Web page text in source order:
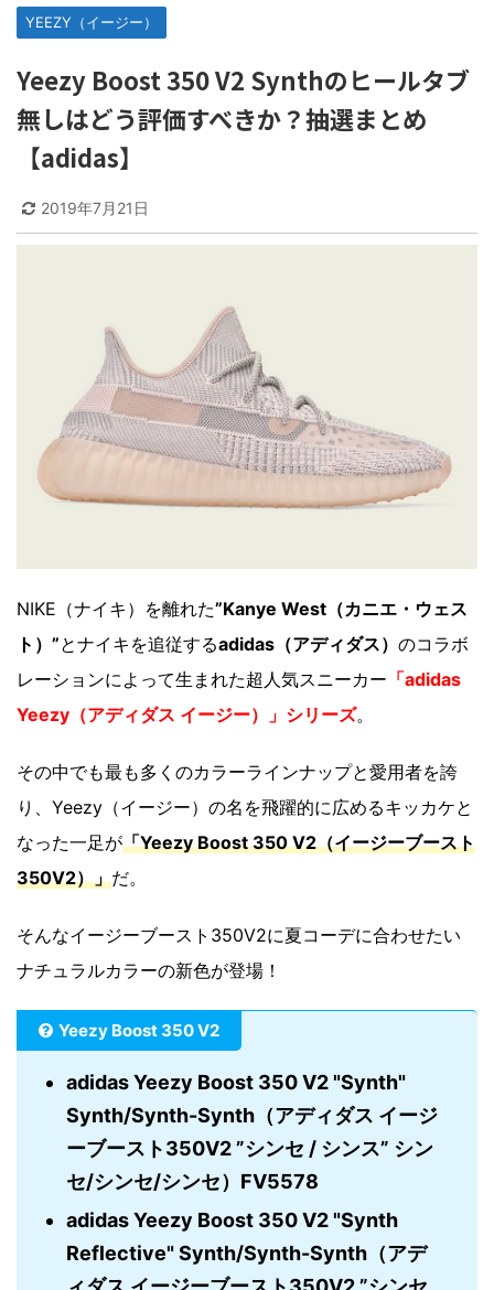
YEEZY（イージー）
Yeezy Boost 350 V2 Synthのヒールタブ
無しはどう評価すべきか？抽選まとめ
【adidas】
2019年7月21日
NIKE（ナイキ）を離れた”Kanye West（カニエ・ウェス
ト）”とナイキを追従するadidas（アディダス） のコラボ
レーションによって生まれた超人気スニーカー 「adidas
Yeezy（アディダス イージー）」シリーズ。
その中でも最も多くのカラーラインナップと愛用者を誇
り、Yeezy（イージー）の名を飛躍的に広めるキッカケと
なった一足が「Yeezy Boost 350 V2（イージーブースト
350V2）」だ。
そんなイージーブースト350V2に夏コーデに合わせたい
ナチュラルカラーの新色が登場！
Yeezy Boost 350 V2
adidas Yeezy Boost 350 V2 "Synth"
Synth/Synth-Synth（アディダス イージ
ーブースト350V2 ”シンセ / シンス” シン
セ/シンセ/シンセ）FV5578
adidas Yeezy Boost 350 V2 "Synth
Reflective" Synth/Synth-Synth（アデ